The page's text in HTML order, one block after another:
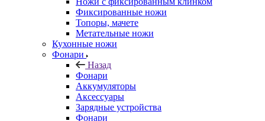
Фиксированные ножи
Топоры, мачете
Метательные ножи
Кухонные ножи
Фонари
Назад
Фонари
Аккумуляторы
Аксессуары
Зарядные устройства
Фонари